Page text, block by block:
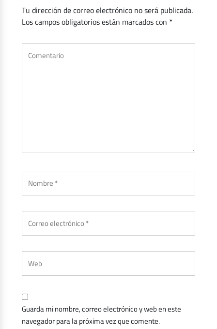
Tu dirección de correo electrónico no será publicada.
Los campos obligatorios están marcados con *
Guarda mi nombre, correo electrónico y web en este
navegador para la próxima vez que comente.